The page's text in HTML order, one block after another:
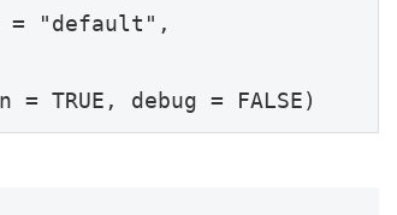
= "default",
= TRUE, debug = FALSE)